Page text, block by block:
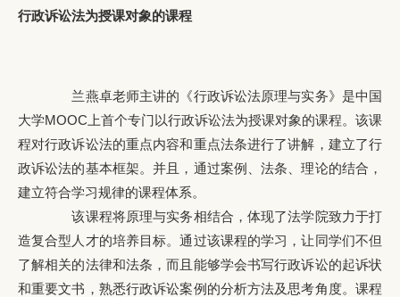
行政诉讼法为授课对象的课程
兰燕卓老师主讲的《行政诉讼法原理与实务》是中国
大学MOOC上首个专门以行政诉讼法为授课对象的课程。该课
程对行政诉讼法的重点内容和重点法条进行了讲解，建立了行
政诉讼法的基本框架。并且，通过案例、法条、理论的结合，
建立符合学习规律的课程体系。
该课程将原理与实务相结合，体现了法学院致力于打
造复合型人才的培养目标。通过该课程的学习，让同学们不但
了解相关的法律和法条，而且能够学会书写行政诉讼的起诉状
和重要文书，熟悉行政诉讼案例的分析方法及思考角度。课程